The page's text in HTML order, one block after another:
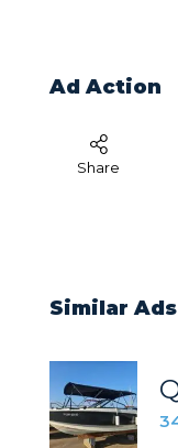
Ad Action
Share
Similar Ads